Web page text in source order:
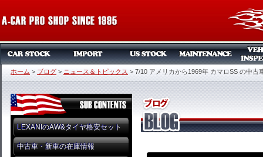
ホーム > ブログ > ニュース＆トピックス > 7/10 アメリカから1969年 カマロSS の中古
LEXANIのAW&タイヤ格安セット
中古車・新車の在庫情報